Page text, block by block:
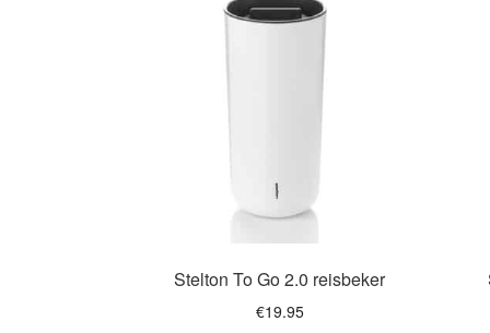
Stelton To Go 2.0 reisbeker
€19.95